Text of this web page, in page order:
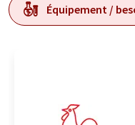
Équipement /